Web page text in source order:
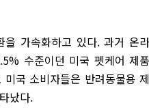
가속화하고 있다. 과거 온
수준이던 미국 펫케어 제
국 소비자들은 반려동물용
났다.